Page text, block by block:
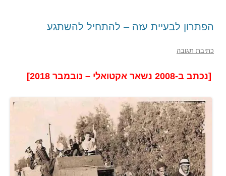
הפתרון לבעיית עזה – להתחיל להשתגע
כתיבת תגובה
[נכתב ב-2008 נשאר אקטואלי – נובמבר 2018]